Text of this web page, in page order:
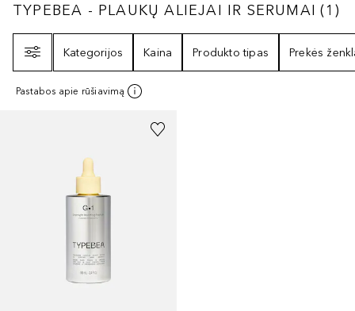
TYPEBEA - PLAUKŲ ALIEJAI IR SERUMAI 1
TYPEBEA - PLAUKŲ ALIEJAI IR SERUMAI (1 )
Kategorijos
Kaina Produkto tipas Prekės
Pastabos apie rūšiavimą